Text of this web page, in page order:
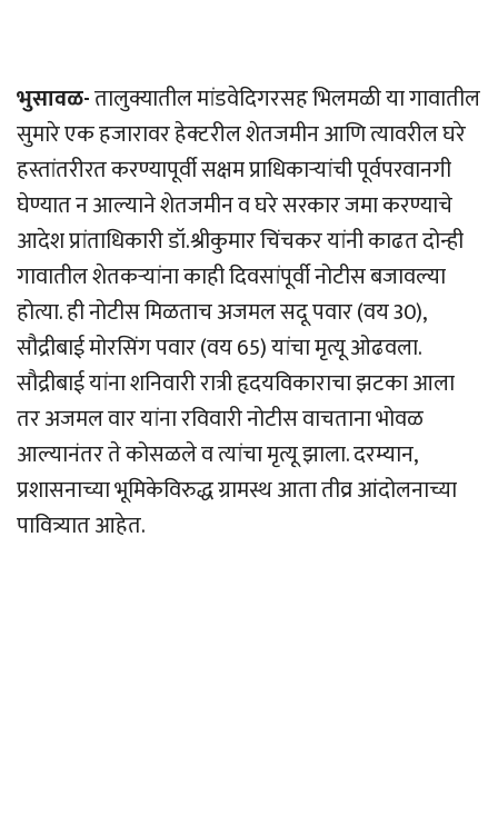
भुसावळ-तालुक्यातील मांडवेदिगरसह भिलमळी या गावातील
सुमारे एक हजारावर हेक्टरील शेतजमीन आणि त्यावरील घरे
हस्तांतरीरत करण्यापूर्वी सक्षम प्राधिकार्‍यांची पूर्वपरवानगी
घेण्यात न आल्याने शेतजमीन व घरे सरकार जमा करण्याचे
आदेश प्रांताधिकारी डॉ.श्रीकुमार चिंचकर यांनी काढत दोन्ही
गावातील शेतकर्‍यांना काही दिवसांपूर्वी नोटीस बजावल्या
होत्या. ही नोटीस मिळताच अजमल सदू पवार (वय 30),
सौद्रीबाई मोरसिंग पवार (वय 65) यांचा मृत्यू ओढवला.
सौद्रीबाई यांना शनिवारी रात्री हृदयविकाराचा झटका आला
तर अजमल वार यांना रविवारी नोटीस वाचताना भोवळ
आल्यानंतर ते कोसळले व त्यांचा मृत्यू झाला. दरम्यान,
प्रशासनाच्या भूमिकेविरुद्ध ग्रामस्थ आता तीव्र आंदोलनाच्या
पावित्र्यात आहेत.